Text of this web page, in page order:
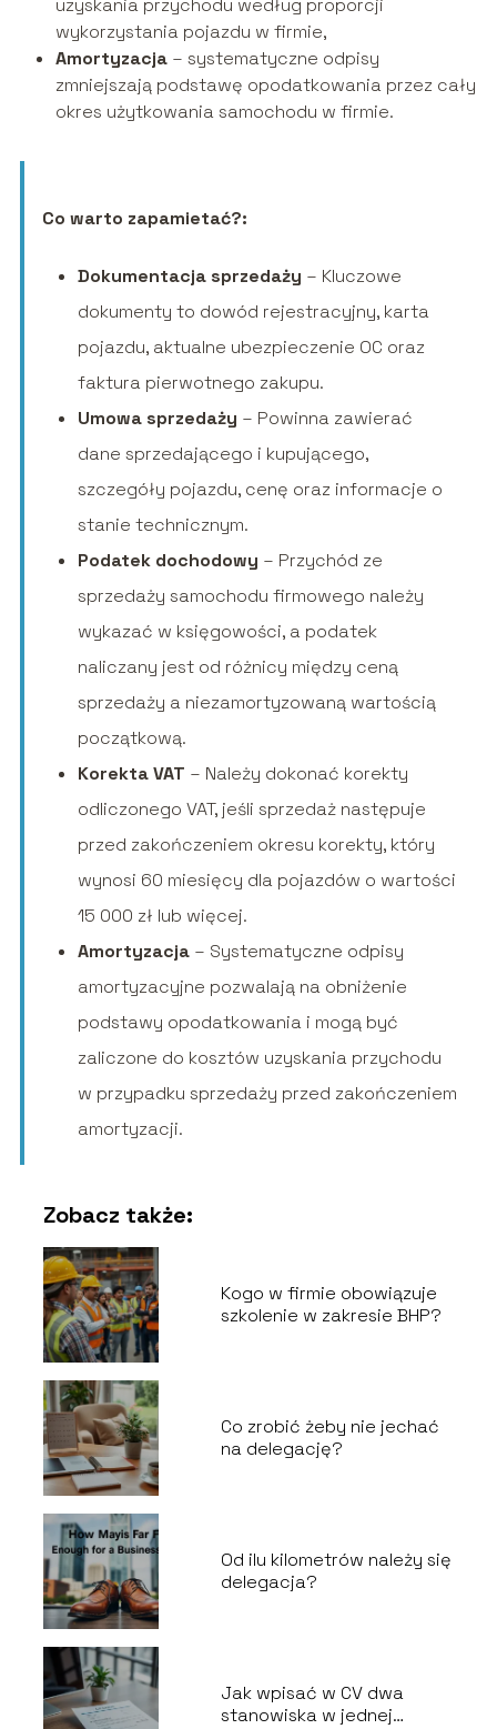
uzyskania przychodu według proporcji
wykorzystania pojazdu w firmie,
Amortyzacja– systematyczne odpisy
zmniejszają podstawę opodatkowania przez cały
okres użytkowania samochodu w firmie.
Co warto zapamietać?:
Dokumentacja sprzedaży – Kluczowe
dokumenty to dowód rejestracyjny, karta
pojazdu, aktualne ubezpieczenie OC oraz
faktura pierwotnego zakupu.
Umowa sprzedaży – Powinna zawierać
dane sprzedającego i kupującego,
szczegóły pojazdu, cenę oraz informacje o
stanie technicznym.
Podatek dochodowy – Przychód ze
sprzedaży samochodu firmowego należy
wykazać w księgowości, a podatek
naliczany jest od różnicy między ceną
sprzedaży a niezamortyzowaną wartością
początkową.
Korekta VAT – Należy dokonać korekty
odliczonego VAT, jeśli sprzedaż następuje
przed zakończeniem okresu korekty, który
wynosi 60 miesięcy dla pojazdów o wartości
15 000 zł lub więcej.
Amortyzacja– Systematyczne odpisy
amortyzacyjne pozwalają na obniżenie
podstawy opodatkowania i mogą być
zaliczone do kosztów uzyskania przychodu
w przypadku sprzedaży przed zakończeniem
amortyzacji.
Zobacz także:
Kogo w firmie obowiązuje
szkolenie w zakresie BHP?
Co zrobić żeby nie jechać
na delegację?
Od ilu kilometrów należy się
delegacja?
Jak wpisać w CV dwa
stanowiska w jednej